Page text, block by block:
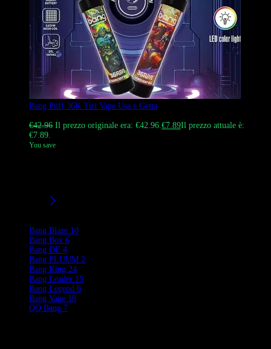
Bang Puff 36K Tiri Vape Usa e Getta
€42.96 Il prezzo originale era: €42.96.€7.89Il prezzo attuale è:
€7.89.
You save
Bang Blaze 10
Bang Box 6
Bang DE 4
Bang FLUUM 2
Bang King 24
Bang Leader 15
Bang Legend 6
Bang Vape 18
QQ Bang 7